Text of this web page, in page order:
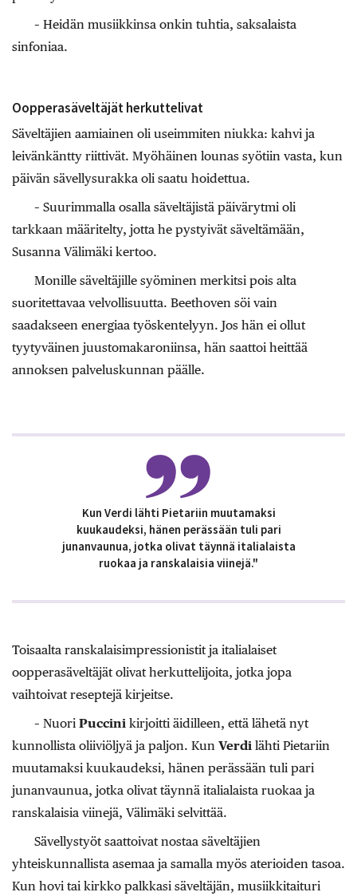
– Heidän musiikkinsa onkin tuhtia, saksalaista
sinfoniaa.
Oopperasäveltäjät herkuttelivat
Säveltäjien aamiainen oli useimmiten niukka: kahvi ja
leivänkäntty riittivät. Myöhäinen lounas syötiin vasta, kun
päivän sävellysurakka oli saatu hoidettua.
– Suurimmalla osalla säveltäjistä päivärytmi oli
tarkkaan määritelty, jotta he pystyivät säveltämään,
Susanna Välimäki kertoo.
Monille säveltäjille syöminen merkitsi pois alta
suoritettavaa velvollisuutta. Beethoven söi vain
saadakseen energiaa työskentelyyn. Jos hän ei ollut
tyytyväinen juustomakaroniinsa, hän saattoi heittää
annoksen palveluskunnan päälle.
Kun Verdi lähti Pietariin muutamaksi
kuukaudeksi, hänen perässään tuli pari
junanvaunua, jotka olivat täynnä italialaista
ruokaa ja ranskalaisia viinejä."
Toisaalta ranskalaisimpressionistit ja italialaiset
oopperasäveltäjät olivat herkuttelijoita, jotka jopa
vaihtoivat reseptejä kirjeitse.
– Nuori Puccini kirjoitti äidilleen, että lähetä nyt
kunnollista oliiviöljyä ja paljon. Kun Verdi lähti Pietariin
muutamaksi kuukaudeksi, hänen perässään tuli pari
junanvaunua, jotka olivat täynnä italialaista ruokaa ja
ranskalaisia viinejä, Välimäki selvittää.
Sävellystyöt saattoivat nostaa säveltäjien
yhteiskunnallista asemaa ja samalla myös aterioiden tasoa.
Kun hovi tai kirkko palkkasi säveltäjän, musiikkitaituri